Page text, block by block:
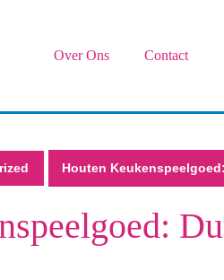
Over Ons Contact
Houten